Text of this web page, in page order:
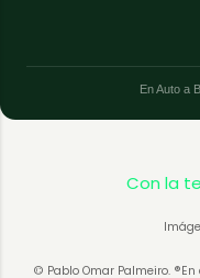
En Auto a
Con la
© Pablo Omar Palmeiro.